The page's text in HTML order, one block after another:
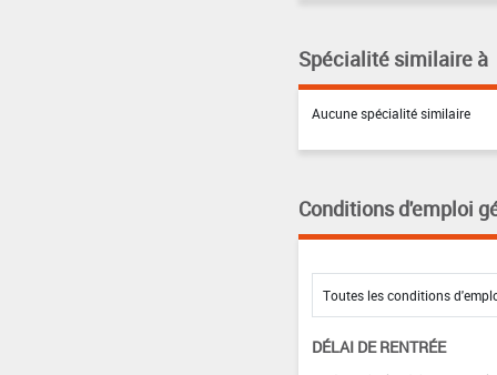
Spécialité similaire à
Aucune spécialité similaire
Conditions d'emploi
DÉLAI DE RENTRÉE